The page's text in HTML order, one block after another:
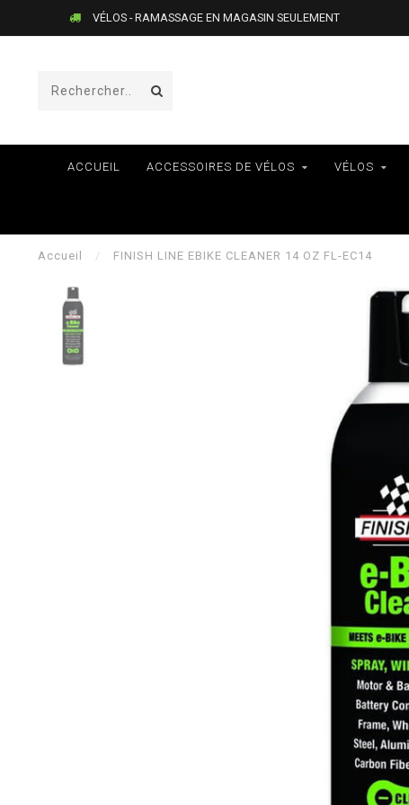
VÉLOS - RAMASSAGE EN MAGASIN SEULEMENT
ACCUEIL ACCESSOIRES DE VÉLOS VÉLOS
Accueil / FINISH LINE EBIKE CLEANER 14 OZ FL-EC14